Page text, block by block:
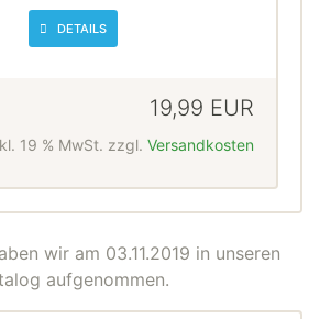
DETAILS
19,99 EUR
19 % MwSt. zzgl. Versandkosten
wir am 03.11.2019 in unseren
aufgenommen.